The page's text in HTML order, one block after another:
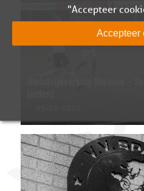
"Accepteer
Accepteer